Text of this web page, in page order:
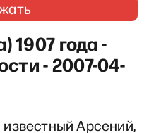
1907 года -
- 2007-04-
Арсений,